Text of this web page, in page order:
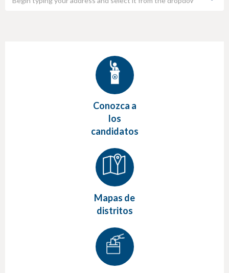
Conozca a
los
candidatos
Mapas de
distritos